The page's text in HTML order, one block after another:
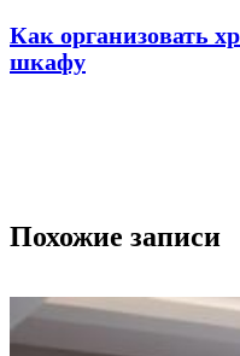
Как организовать
шкафу
Похожие записи